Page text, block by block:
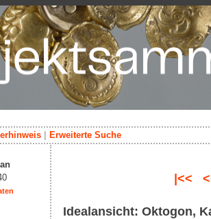
Erweiterte Suche
|<<
Idealansicht: Oktogon,